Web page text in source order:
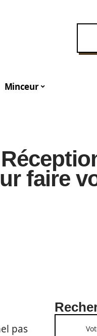
Minceur
faire
pas